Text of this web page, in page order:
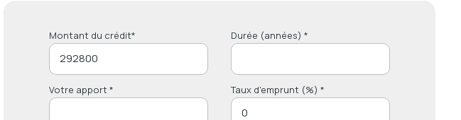
Montant du crédit* Durée (années) *
Votre apport * Taux d'emprunt (%) *